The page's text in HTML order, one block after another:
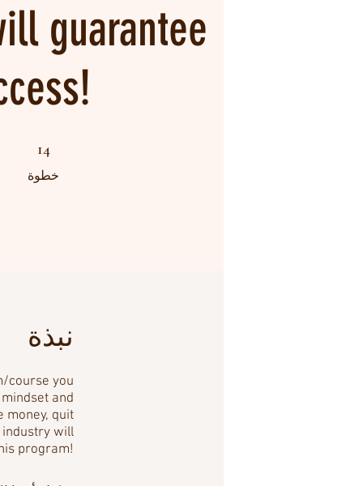
guarantee
14
خطوة
نبذة
course you
and
money, quit
industry will
program!